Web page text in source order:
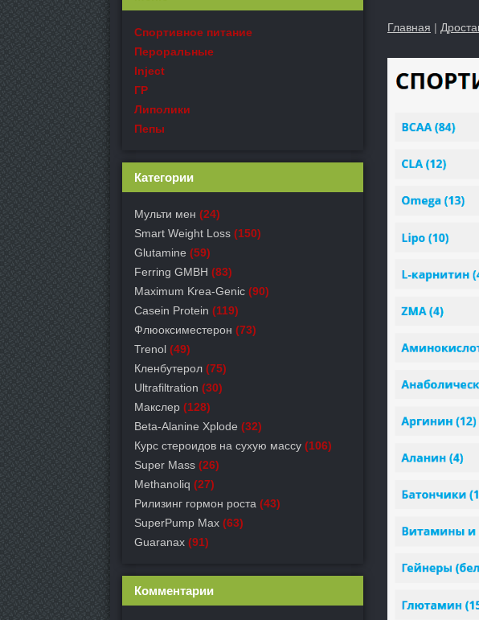
Главная |
Спортивное питание
Пероральные
Inject
ГР
Липолики
Пепы
Категории
Мульти мен (24)
Smart Weight Loss (150)
Glutamine (59)
Ferring GMBH (83)
Maximum Krea-Genic (90)
Casein Protein (119)
Флюоксиместерон (73)
Trenol (49)
Кленбутерол (75)
Ultrafiltration (30)
Макслер (128)
Beta-Alanine Xplode (32)
Курс стероидов на сухую массу (106)
Super Mass (26)
Methanoliq (27)
Рилизинг гормон роста (43)
SuperPump Max (63)
Guaranax (91)
Комментарии